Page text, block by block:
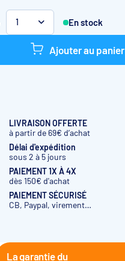
1 En stock
Ajouter au panier
LIVRAISON OFFERTE
à partir de 69€ d’achat
Délai d'expédition
sous 2 à 5 jours
PAIEMENT 1X À 4X
dès 150€ d'achat
PAIEMENT SÉCURISÉ
CB, Paypal, virement…
La garantie du